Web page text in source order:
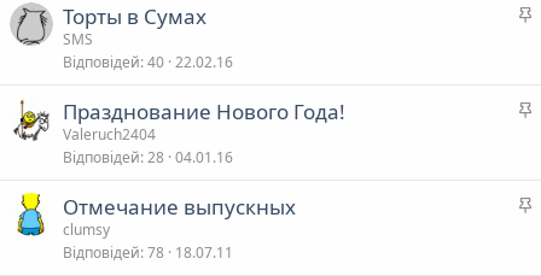
н
и
В
и
Торты в Сумах
SMS
Відповідей 40 22.02.16
В
и
Празднование Нового Года!
Valeruch2404
Відповідей 28 04.01.16
В
Отмечание выпускных
clumsy
Відповідей 78 18.07.11